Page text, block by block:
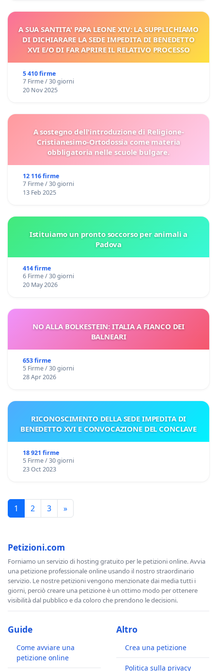
A SUA SANTITA' PAPA LEONE XIV: LA SUPPLICHIAMO
DI DICHIARARE LA SEDE IMPEDITA DI BENEDETTO
XVI E/O DI FAR APRIRE IL RELATIVO PROCESSO
5 410 firme
7 Firme / 30 giorni
20 Nov 2025
A sostegno dell'introduzione di Religione-
Cristianesimo-Ortodossia come materia
obbligatoria nelle scuole bulgare.
12 116 firme
7 Firme / 30 giorni
13 Feb 2025
Istituiamo un pronto soccorso per animali a
Padova
414 firme
6 Firme / 30 giorni
20 May 2026
NO ALLA BOLKESTEIN: ITALIA A FIANCO DEI
BALNEARI
653 firme
5 Firme / 30 giorni
28 Apr 2026
RICONOSCIMENTO DELLA SEDE IMPEDITA DI
BENEDETTO XVI E CONVOCAZIONE DEL CONCLAVE
18 921 firme
5 Firme / 30 giorni
23 Oct 2023
1 2 3 »
Petizioni.com
Forniamo un servizio di hosting gratuito per le petizioni online. Avvia
una petizione professionale online usando il nostro straordinario
servizio. Le nostre petizioni vengono menzionate dai media tutti i
giorni, perciò creare una petizione è un ottimo modo per ottenere
visibilità dal pubblico e da coloro che prendono le decisioni.
Guide
Come avviare una
petizione online
Altro
Crea una petizione
Politica sulla privacy